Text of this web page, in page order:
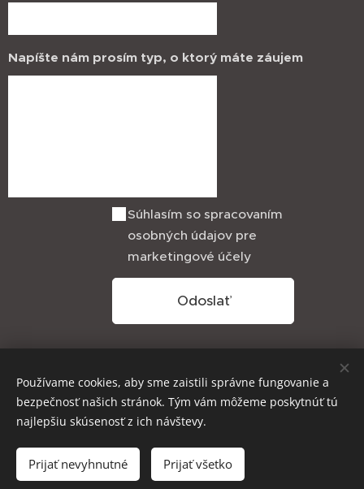
Napíšte nám prosím typ, o ktorý máte záujem
Súhlasím so spracovaním
osobných údajov pre
marketingové účely
Odoslať
Pravidlá ochrany a spracovávania osobných
údajov
Vytvorené službou
Používame cookies, aby sme zaistili správne fungovanie a
bezpečnosť našich stránok. Tým vám môžeme poskytnúť tú
najlepšiu skúsenosť z ich návštevy.
Prijať nevyhnutné Prijať všetko